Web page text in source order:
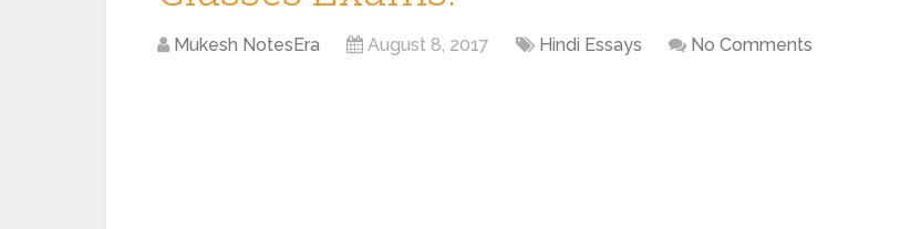
Mukesh NotesEra August 8, 2017 Hindi Essays No Comments